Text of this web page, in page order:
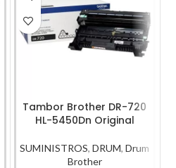
Tambor Brother DR-720
HL-5450Dn Original
SUMINISTROS,DRUM,Drum
Brother